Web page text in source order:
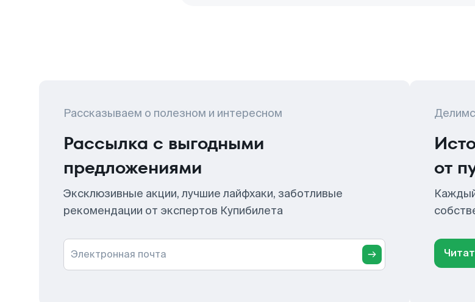
Рассказываем о полезном и интересном
Рассылка с выгодными
предложениями
Эксклюзивные акции, лучшие лайфхаки, заботливые
рекомендации от экспертов Купибилета
Электронная почта
от